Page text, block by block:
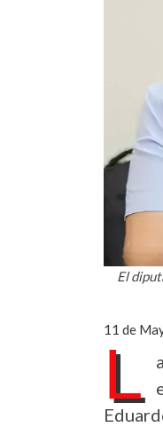
El
11 de
L